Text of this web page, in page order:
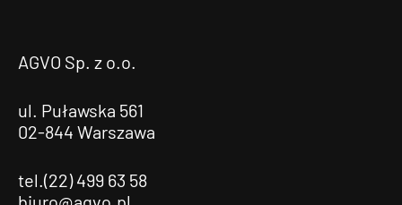
AGVO Sp. z o.o.
ul. Puławska 561
02-844 Warszawa
tel.(22) 499 63 58